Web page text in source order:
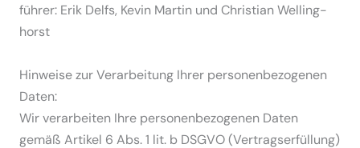
führer: Erik Delfs, Kevin Martin und Christian Welling­
horst
Hinweise zur Verar­beitung Ihrer perso­nen­be­zo­genen
Daten:
Wir verar­beiten Ihre perso­nen­be­zo­genen Daten
gemäß Artikel 6 Abs. 1 lit. b DSGVO (Vertrags­er­füllung)